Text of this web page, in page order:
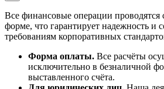
Все финансовые операции проводятся
форме, что гарантирует надежность и
требованиям корпоративных
Форма оплаты. Все расчёты
исключительно в безналичной
выставленного счёта.